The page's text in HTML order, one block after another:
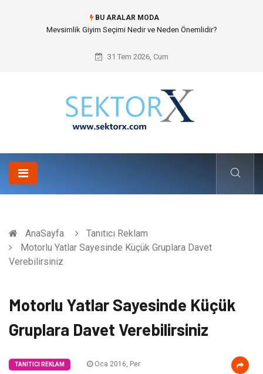
BU ARALAR MODA
Hansgrohe Ankastre Duş Seti Banyo Mimarisinde Konforu Nasıl
31 Tem 2026, Cum
AnaSayfa
Tanıtıcı Reklam
Motorlu Yatlar Sayesinde Küçük Gruplara Davet
Verebilirsiniz
Motorlu Yatlar Sayesinde Küçük
Gruplara Davet Verebilirsiniz
TANITICI REKLAM Oca 2016, Per